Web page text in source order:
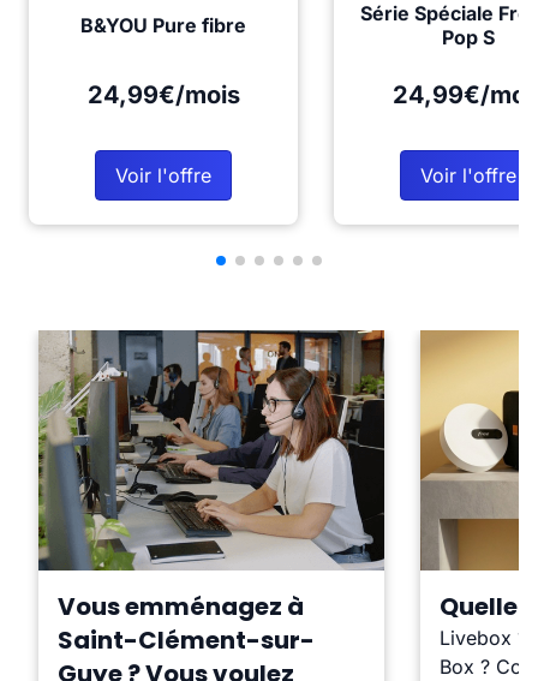
B&YOU Pure fibre
24,99€/mois
Voir l'offre
Série Spéciale
Pop S
24,99€/
Voir l'offre
Vous emménagez à
Saint-Clément-sur-
Guye ? Vous voulez
Quelle
Livebox ?
Box ?